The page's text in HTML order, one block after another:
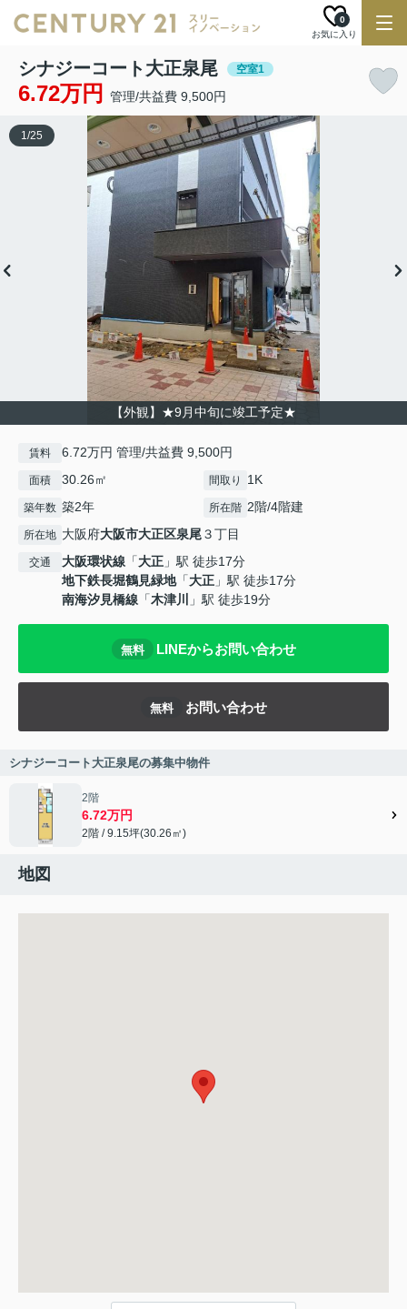
お気に入り
0
シナジーコート大正泉尾 空室1
6.72万円 管理/共益費 9,500円
【外観】★9月中旬に竣工予定★
1/25
賃料 6.72万円 管理/共益費 9,500円
面積 30.26㎡ 間取り 1K
築年数 築2年 所在階 2階/4階建
所在地 大阪府大阪市大正区泉尾３丁目
交通 大阪環状線 「大正 」駅 徒歩17分
地下鉄長堀鶴見緑地「大正 」駅 徒歩17分
南海汐見橋線 「木津川 」駅 徒歩19分
無料 LINEからお問い合わせ
無料 お問い合わせ
シナジーコート大正泉尾の募集中物件
2階
6.72万円
2階 / 9.15坪(30.26㎡)
地図